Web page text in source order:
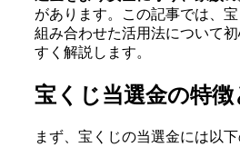
があります。この記事では、
組み合わせた活用法について
すく解説します。
宝くじ当選金の特徴
まず、宝くじの当選金には以